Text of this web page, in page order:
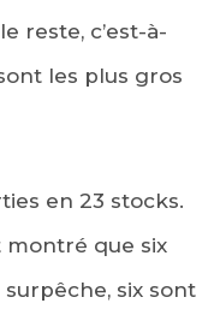
reste, c’est-à-
les plus gros
en 23 stocks.
montré que six
six sont